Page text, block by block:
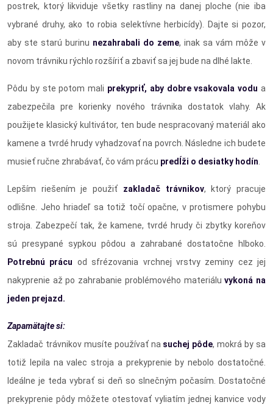
postrek, ktorý likviduje všetky rastliny na danej ploche (nie iba
vybrané druhy, ako to robia selektívne herbicídy). Dajte si pozor,
aby ste starú burinu nezahrabali do zeme, inak sa vám môže v
novom trávniku rýchlo rozšíriť a zbaviť sa jej bude na dlhé lakte.
Pôdu by ste potom mali prekypriť, aby dobre vsakovala vodu a
zabezpečila pre korienky nového trávnika dostatok vlahy. Ak
použijete klasický kultivátor, ten bude nespracovaný materiál ako
kamene a tvrdé hrudy vyhadzovať na povrch. Následne ich budete
musieť ručne zhrabávať, čo vám prácu predĺži o desiatky hodín
Lepším riešením je použiť zakladač trávnikov, ktorý pracuje
odlišne. Jeho hriadeľ sa totiž točí opačne, v protismere pohybu
stroja. Zabezpečí tak, že kamene, tvrdé hrudy či zbytky koreňov
sú presypané sypkou pôdou a zahrabané dostatočne hlboko.
Potrebnú prácu od sfrézovania vrchnej vrstvy zeminy cez jej
nakyprenie až po zahrabanie problémového materiáluvykoná na
jeden prejazd.
Zapamätajte si:
Zakladač trávnikov musíte používať na suchej pôde, mokrá by sa
totiž lepila na valec stroja a prekyprenie by nebolo dostatočné.
Ideálne je teda vybrať si deň so slnečným počasím. Dostatočné
prekyprenie pôdy môžete otestovať vyliatím jednej kanvice vody